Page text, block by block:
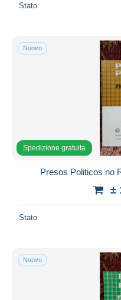
Stato
Nuovo
Spedizione gratuita
Presos Politicos no
±
Stato
Nuovo